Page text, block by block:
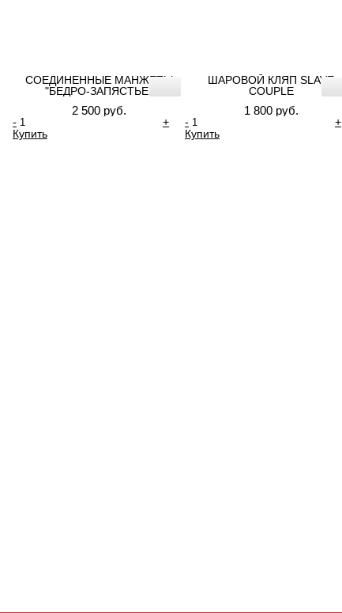
СОЕДИНЕННЫЕ МАНЖЕТЫ
"БЕДРО-ЗАПЯСТЬЕ"
2 500 руб.
-
+
Купить
ШАРОВОЙ КЛЯП SLAVE
COUPLE
1 800 руб.
-
+
Купить